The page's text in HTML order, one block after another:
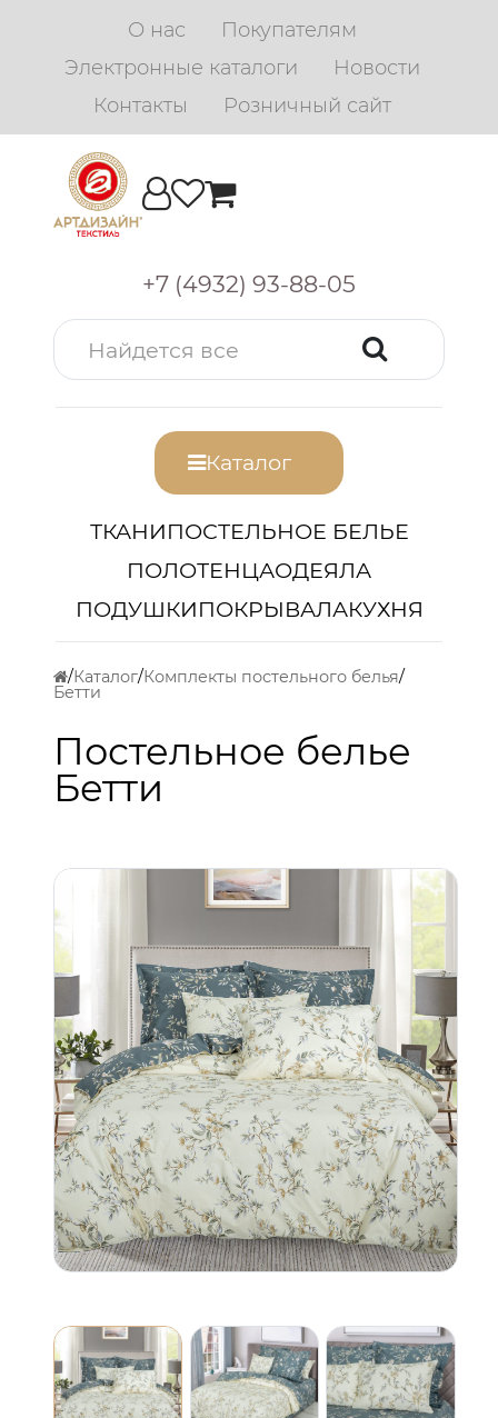
О нас
Покупателям
Электронные каталоги
Новости
Контакты
Розничный сайт
+7 (4932) 93-88-05
Каталог
ТКАНИПОСТЕЛЬНОЕ БЕЛЬЕ
ПОЛОТЕНЦАОДЕЯЛА
ПОДУШКИПОКРЫВАЛАКУХНЯ
Каталог Комплекты постельного белья
Бетти
Постельное белье
Бетти